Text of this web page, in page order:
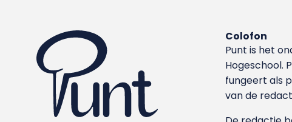
Colofon
Punt is het
Hoge­school.
fungeert als
van de